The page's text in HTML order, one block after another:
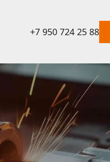
+7 950 724 25 88